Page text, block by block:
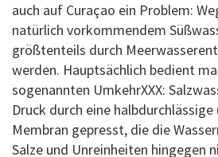
auch auf Curaçao ein Problem:
natürlich vorkommendem
größtenteils durch
werden. Hauptsächlich bedient
sogenannten UmkehrXXX:
Druck durch eine
Membran gepresst, die die
Salze und Unreinheiten hingegen